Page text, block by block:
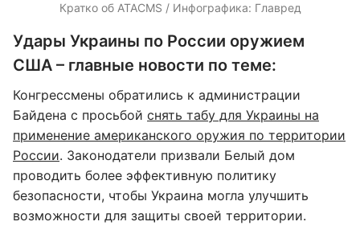
Кратко об ATACMS / Инфографика: Главред
Удары Украины по России оружием
США – главные новости по теме:
Конгрессмены обратились к администрации
Байдена с просьбой снять табу для Украины на
применение американского оружия по территории
России. Законодатели призвали Белый дом
проводить более эффективную политику
безопасности, чтобы Украина могла улучшить
возможности для защиты своей территории.